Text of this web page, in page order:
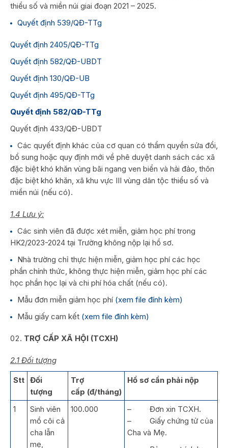
thiểu số và miền núi giai đoạn 2021 – 2025.
Quyết định 539/QĐ-TTg
Quyết định 2405/QĐ-TTg
Quyết định 582/QĐ-UBDT
Quyết định 130/QĐ-UB
Quyết định 495/QĐ-TTg
Quyết định 582/QĐ-TTg
Quyết định 433/QĐ-UBDT
Các quyết định khác của cơ quan có thẩm quyền sửa đổi,
bổ sung hoặc quy định mới về phê duyệt danh sách các xã
đặc biệt khó khăn vùng bãi ngang ven biển và hải đảo, thôn
đặc biệt khó khăn, xã khu vực III vùng dân tộc thiểu số và
miền núi (nếu có).
1.4 Lưu ý:
Các sinh viên đã được xét miễn, giảm học phí trong
HK2/2023-2024 tại Trường không nộp lại hồ sơ.
Nhà trường chỉ thực hiện miễn, giảm học phí các học
phần chính thức, không thực hiện miễn, giảm học phí các
học phần học lại và chi phí hóa chất (nếu có).
Mẫu đơn miễn giảm học phí (xem file đính kèm)
Mẫu giấy cam kết (xem file đính kèm)
TRỢ CẤP XÃ HỘI (TCXH)
2.1 Đối tượng
Stt Đối
tượng
Trợ
cấp (đ/tháng)
Hồ sơ cần phải nộp
1
Sinh viên
mồ côi cả
cha lẫn
mẹ,
100.000
– Đơn xin TCXH.
– Giấy chứng tử của
Cha và Mẹ.